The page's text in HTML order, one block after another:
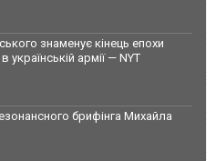
знаменує кінець епохи
українській армії — NYT
брифінга Михайла